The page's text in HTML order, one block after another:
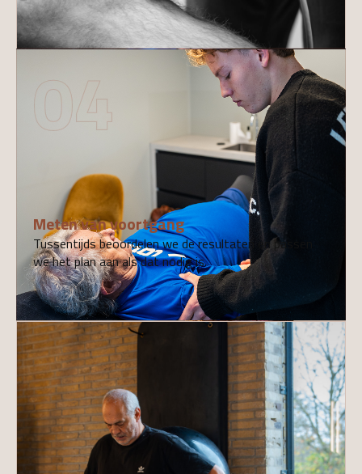
04
Meten van voortgang
Tussentijds beoordelen we de resultaten en passen
we het plan aan als dat nodig is.
05